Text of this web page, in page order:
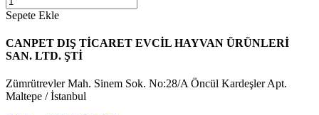
Sepete Ekle
CANPET DIŞ TİCARET EVCİL HAYVAN ÜRÜNLERİ
SAN. LTD. ŞTİ
Zümrütrevler Mah. Sinem Sok. No:28/A Öncül Kardeşler Apt.
Maltepe / İstanbul